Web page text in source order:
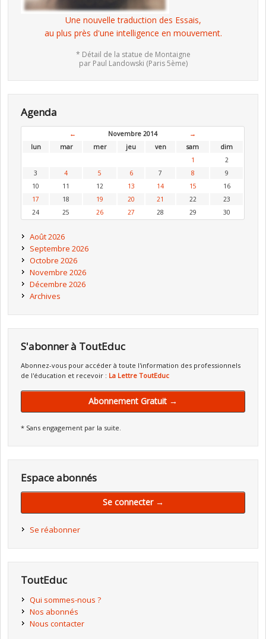
Une nouvelle traduction des Essais,
au plus près d'une intelligence en mouvement.
* Détail de la statue de Montaigne
par Paul Landowski (Paris 5ème)
Agenda
← Novembre 2014
→
lun
mar mer jeu ven sam
dim
1
2
3
4 5 6 7 8
9
10
11 12 13 14 15
16
17
18 19 20 21 22
23
24
25 26 27 28 29 30
Août 2026
Septembre 2026
Octobre 2026
Novembre 2026
Décembre 2026
Archives
S'abonner à ToutEduc
Abonnez-vous pour accéder à toute l'information des professionnels
de l'éducation et recevoir : La Lettre ToutEduc
Abonnement Gratuit →
* Sans engagement par la suite.
Espace abonnés
Se connecter →
Se réabonner
ToutEduc
Qui sommes-nous ?
Nos abonnés
Nous contacter